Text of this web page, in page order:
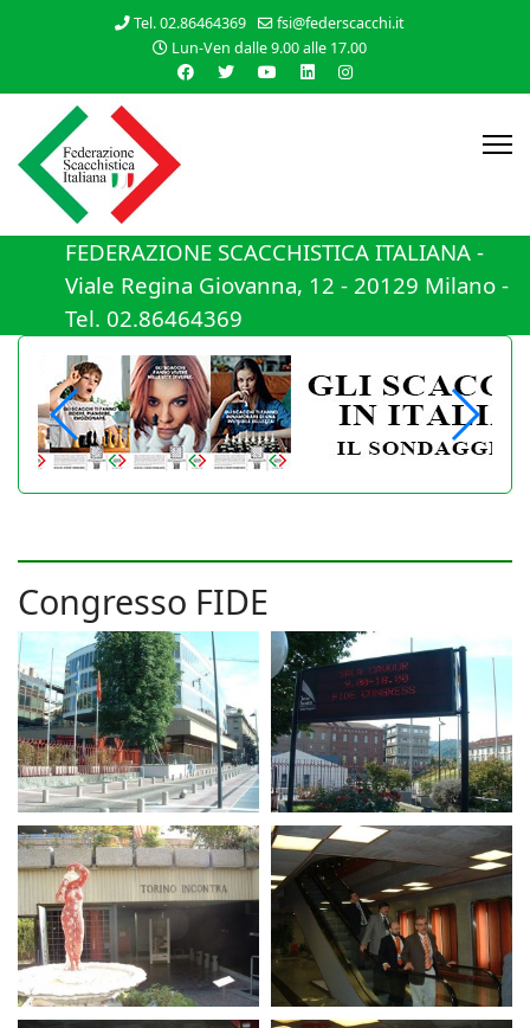
Tel. 02.86464369
fsi@federscacchi.it
Lun-Ven dalle 9.00 alle 17.00
FEDERAZIONE SCACCHISTICA ITALIANA -
Viale Regina Giovanna, 12 - 20129 Milano -
Tel. 02.86464369
Congresso FIDE